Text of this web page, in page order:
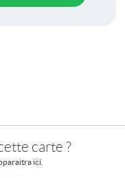
carte ?
ici.